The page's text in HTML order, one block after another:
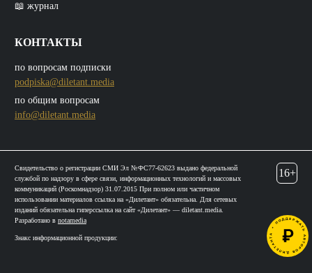
📖 журнал
КОНТАКТЫ
по вопросам подписки
podpiska@diletant.media
по общим вопросам
info@diletant.media
Свидетельство о регистрации СМИ Эл №ФС77-62623 выдано федеральной
службой по надзору в сфере связи, информационных технологий и массовых
коммуникаций (Роскомнадзор) 31.07.2015 При полном или частичном
использовании материалов ссылка на «Дилетант» обязательна. Для сетевых
изданий обязательна гиперссылка на сайт «Дилетант» — diletant.media.
Разработано в notamedia
Знакс информационной продукции:
16+